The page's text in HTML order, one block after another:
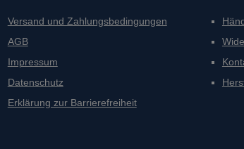
Versand und Zahlungsbedingungen
AGB
Impressum
Datenschutz
Erklärung zur Barrierefreiheit